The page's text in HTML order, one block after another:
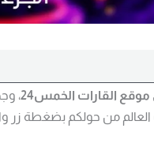
موقع القارات الخمس24
،
من حولكم بضغطة زر